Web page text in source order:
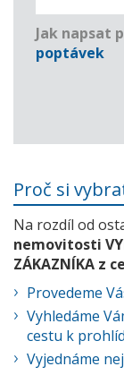
Jak napsat
poptávek
Proč si
Na rozdíl od
nemovitosti
ZÁKAZNÍKA z
Provedeme
Vyhledáme
cestu k
Vyjednáme